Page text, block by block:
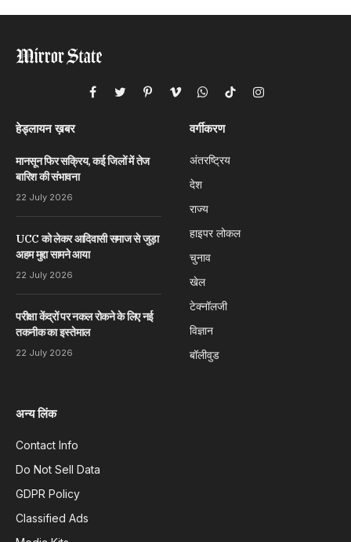
Facebook
TwitterPinterestVimeoWhatsApp
TikTokInstagram
हेड्लायन ख़बर
मानसून फिर सक्रिय, कई जिलों में तेज
बारिश की संभावना
22 July 2026
UCC को लेकर आदिवासी समाज से जुड़ा
अहम मुद्दा सामने आया
22 July 2026
परीक्षा केंद्रों पर नकल रोकने के लिए नई
तकनीक का इस्तेमाल
22 July 2026
वर्गीकरण
अंतरष्ट्रिय
देश
राज्य
हाइपर लोकल
चुनाव
खेल
टेक्नॉलजी
विज्ञान
बॉलीवुड
अन्य लिंक
Contact Info
Do Not Sell Data
GDPR Policy
Classified Ads